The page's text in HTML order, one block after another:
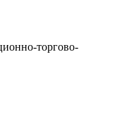
торгово-